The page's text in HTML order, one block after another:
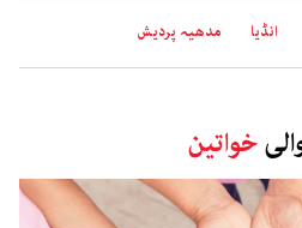
انڈیا مدھیہ پردیش
خواتین